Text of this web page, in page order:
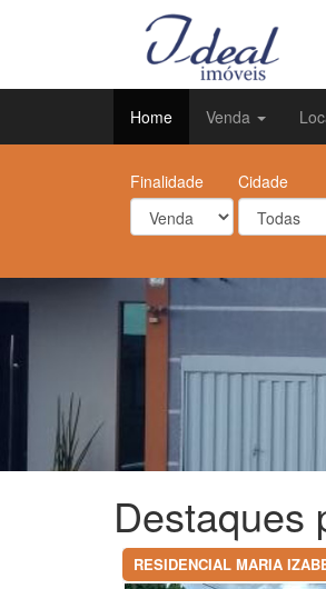
Home Venda
Finalidade Cidade
Destaques
RESIDENCIAL MARIA